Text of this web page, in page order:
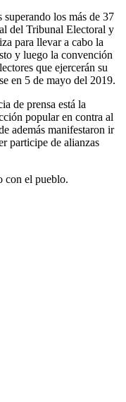
los más de 37
del Tribunal Electoral y
para llevar a cabo la
y luego la convención
que ejercerán su
en 5 de mayo del 2019.
de prensa está la
popular en contra al
además manifestaron ir
participe de alianzas
con el pueblo.